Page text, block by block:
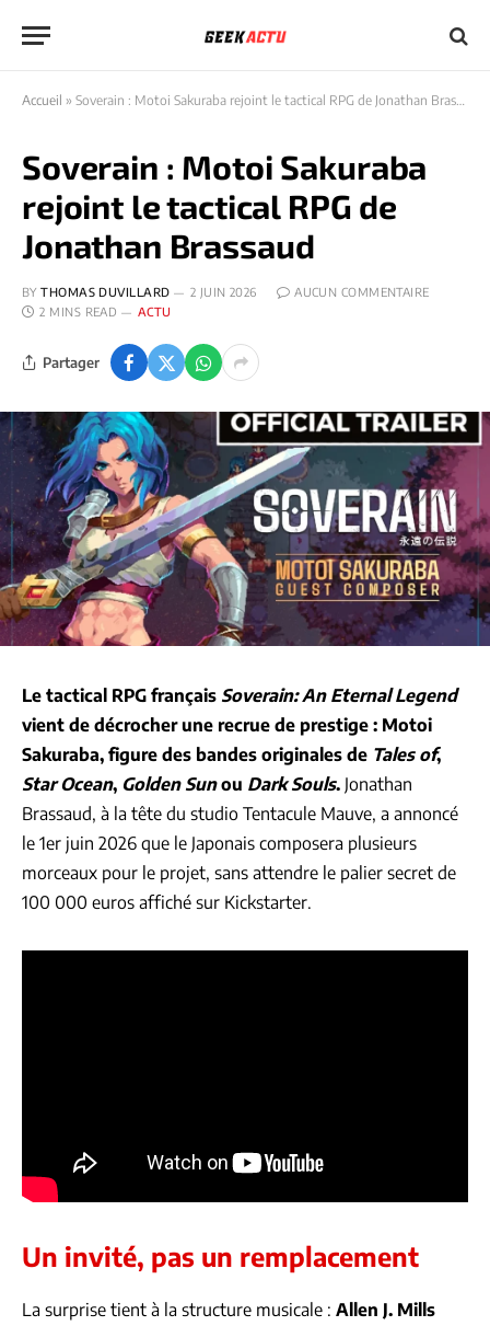
Accueil » Soverain : Motoi Sakuraba rejoint le tactical RPG de Jonathan Brassaud
Soverain : Motoi Sakuraba
rejoint le tactical RPG de
Jonathan Brassaud
BY THOMAS DUVILLARD 2 JUIN 2026
AUCUN COMMENTAIRE
2 MINS READ
ACTU
Partager
Le tactical RPG français Soverain: An Eternal Legend
vient de décrocher une recrue de prestige : Motoi
Sakuraba, figure des bandes originales de Tales of,
Star Ocean, Golden Sunou Dark Souls. Jonathan
Brassaud, à la tête du studio Tentacule Mauve, a annoncé
le 1er juin 2026 que le Japonais composera plusieurs
morceaux pour le projet, sans attendre le palier secret de
100 000 euros affiché sur Kickstarter.
Un invité, pas un remplacement
La surprise tient à la structure musicale : Allen J. Mills